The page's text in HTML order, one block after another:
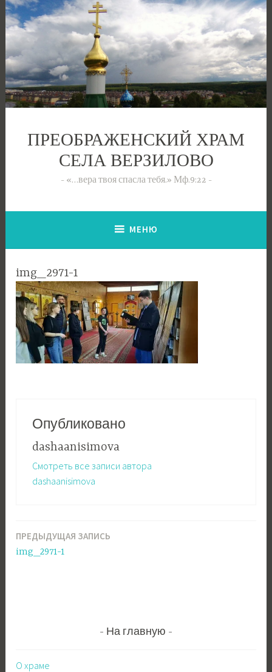
Перейти
к
содержимому
ПРЕОБРАЖЕНСКИЙ ХРАМ
СЕЛА ВЕРЗИЛОВО
«…вера твоя спасла тебя.» Мф.9:22
МЕНЮ
img_2971-1
Опубликовано
dashaanisimova
Смотреть все записи автора
dashaanisimova
Навигация
по
ПРЕДЫДУЩАЯ ЗАПИСЬ
img_2971-1
На главную
О храме